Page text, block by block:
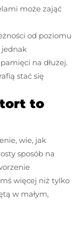
może zająć
od poziomu
jednak
na dłużej.
stać się
to
wie, jak
sposób na
więcej niż tylko
w małym,